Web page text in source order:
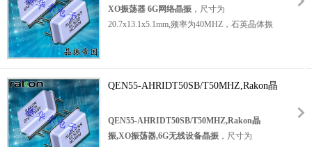
网络晶振
XO振荡器 6G网络晶振 ，尺寸为
20.7x13.1x5.1mm,频率为40MHZ，石英晶体振
振，低抖动晶振，低电压晶振，该晶体振荡器
是基于DIL封装的混合技术。该XO执行+/‐50至
和校准在25°C，负载和电源的变化)和老化+/‐
5ppm每年。
QEN55-AHRIDT50SB/T50MHZ,Rakon晶
QEN55-AHRIDT50SB/T50MHZ,Rakon晶
振,XO振荡器,6G无线设备晶振 ，尺寸为